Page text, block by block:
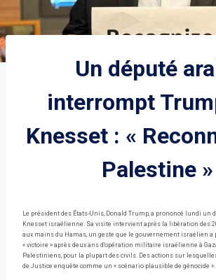
Un député
interrompt
Knesset : «
Palestine »
Le président des États-Unis, Donald Trump, a prononcé lundi un
Knesset israélienne. Sa visite intervient après la libération des
aux mains du Hamas, un geste que le gouvernement israélien a
« victoire » après deux ans d'opération militaire israélienne à
Palestiniens, pour la plupart des civils. Des actions sur
de Justice enquête comme un « scénario plausible de génocide ».